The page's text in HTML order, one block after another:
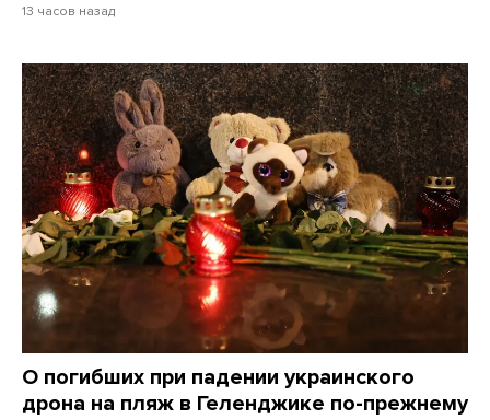
13 часов назад
О погибших при падении украинского
дрона на пляж в Геленджике по-прежнему